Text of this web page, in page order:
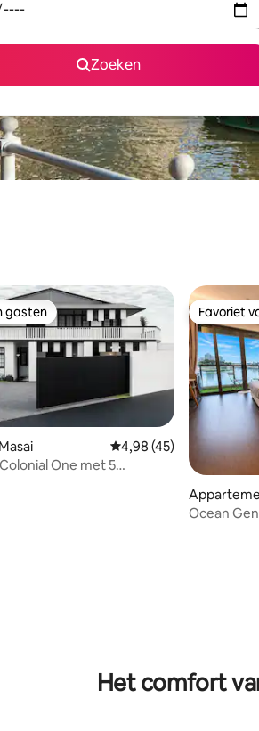
Zoeken
gasten
gasten
Gemiddelde
4,98 (45)
One met 5
Favoriet
Favoriet
Ocean
Het comfort